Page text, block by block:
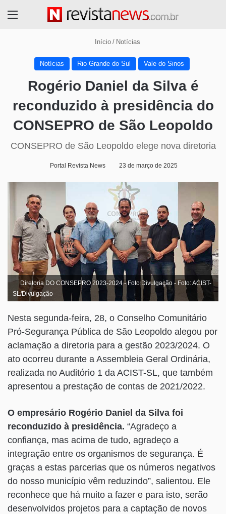
Início / Notícias
Notícias Rio Grande do Sul Vale do Sinos
Rogério Daniel da Silva é
reconduzido à presidência do
CONSEPRO de São Leopoldo
CONSEPRO de São Leopoldo elege nova diretoria
Portal Revista News 23 de março de 2025
Diretoria DO CONSEPRO 2023-2024 - Foto Divulgação - Foto: ACIST-
SL/Divulgação
Nesta segunda-feira, 28, o Conselho Comunitário
Pró-Segurança Pública de São Leopoldo alegou por
aclamação a diretoria para a gestão 2023/2024. O
ato ocorreu durante a Assembleia Geral Ordinária,
realizada no Auditório 1 da ACIST-SL, que também
apresentou a prestação de contas de 2021/2022.
O empresário Rogério Daniel da Silva foi
reconduzido à presidência. “Agradeço a
confiança, mas acima de tudo, agradeço a
integração entre os organismos de segurança. É
graças a estas parcerias que os números negativos
do nosso município vêm reduzindo”, salientou. Ele
reconhece que há muito a fazer e para isto, serão
desenvolvidos projetos para a captação de novos